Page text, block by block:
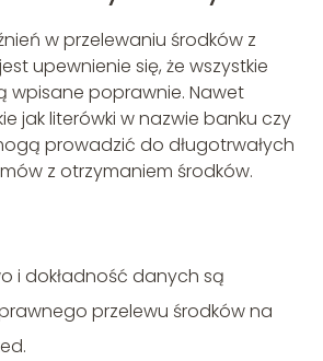
w przelewaniu środków z
upewnienie się, że wszystkie
wpisane poprawnie. Nawet
jak literówki w nazwie banku czy
prowadzić do długotrwałych
z otrzymaniem środków.
i dokładność danych są
przelewu środków na